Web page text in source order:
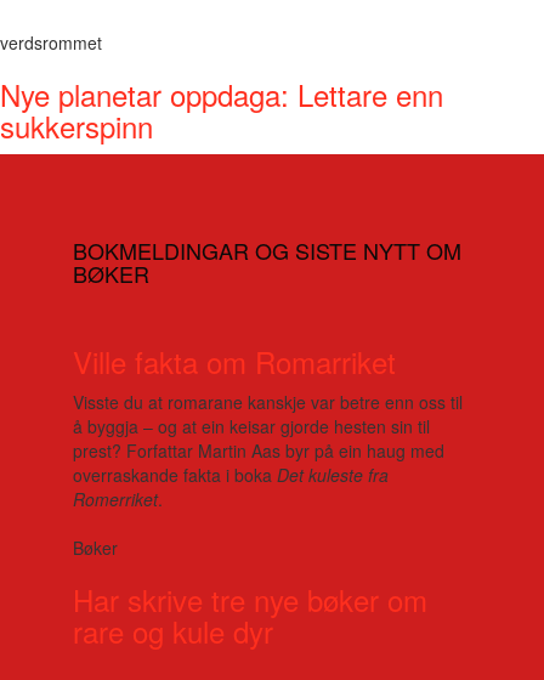
verdsrommet
Nye planetar oppdaga: Lettare enn
sukkerspinn
BOKMELDINGAR OG SISTE NYTT OM
BØKER
Ville fakta om Romarriket
Visste du at romarane kanskje var betre enn oss til
å byggja – og at ein keisar gjorde hesten sin til
prest? Forfattar Martin Aas byr på ein haug med
overraskande fakta i boka Det kuleste fra
Romerriket.
Bøker
Har skrive tre nye bøker om
rare og kule dyr